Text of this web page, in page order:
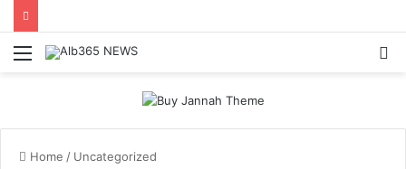
Menu
Home / Uncategorized